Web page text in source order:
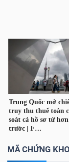
MÃ CHỨNG
Dịch
vụ
Đào
tạo